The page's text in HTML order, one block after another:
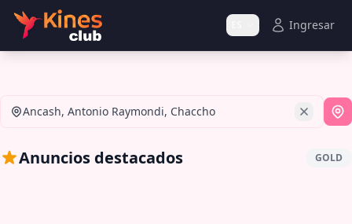
Ingresar
Ancash, Antonio Raymondi, Chaccho
Anuncios destacados GOLD